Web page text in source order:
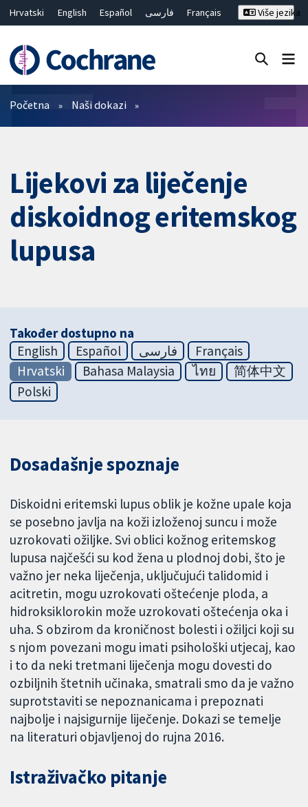
Hrvatski English Español فارسی
Français
繁體中文
简体中文
Više jezika
Prečistači
Početna Naši dokazi
Lijekovi za liječenje
diskoidnog eritemskog
lupusa
Također dostupno na
English
Español فارسی
Français
Hrvatski
Bahasa Malaysia ไทย
简体中文
Polski
Dosadašnje spoznaje
Diskoidni eritemski lupus oblik je kožne upale koja
se posebno javlja na koži izloženoj suncu i može
uzrokovati ožiljke. Svi oblici kožnog eritemskog
lupusa najčešći su kod žena u plodnoj dobi, što je
važno jer neka liječenja, uključujući talidomid i
acitretin, mogu uzrokovati oštećenje ploda, a
hidroksiklorokin može uzrokovati oštećenja oka i
uha. S obzirom da kroničnost bolesti i ožiljci koji su
s njom povezani mogu imati psihološki utjecaj, kao
i to da neki tretmani liječenja mogu dovesti do
ozbiljnih štetnih učinaka, smatrali smo da je važno
suprotstaviti se nepoznanicama i prepoznati
najbolje i najsigurnije liječenje. Dokazi se temelje
na literaturi objavljenoj do rujna 2016.
Istraživačko pitanje